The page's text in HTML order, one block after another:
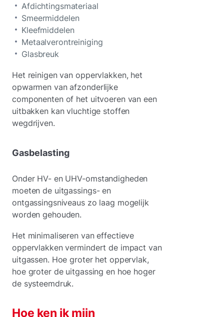
Afdichtingsmateriaal
Smeermiddelen
Kleefmiddelen
Metaalverontreiniging
Glasbreuk
Het reinigen van oppervlakken, het
opwarmen van afzonderlijke
componenten of het uitvoeren van een
uitbakken kan vluchtige stoffen
wegdrijven.
Gasbelasting
Onder HV- en UHV-omstandigheden
moeten de uitgassings- en
ontgassingsniveaus zo laag mogelijk
worden gehouden.
Het minimaliseren van effectieve
oppervlakken vermindert de impact van
uitgassen. Hoe groter het oppervlak,
hoe groter de uitgassing en hoe hoger
de systeemdruk.
Hoe ken ik mijn